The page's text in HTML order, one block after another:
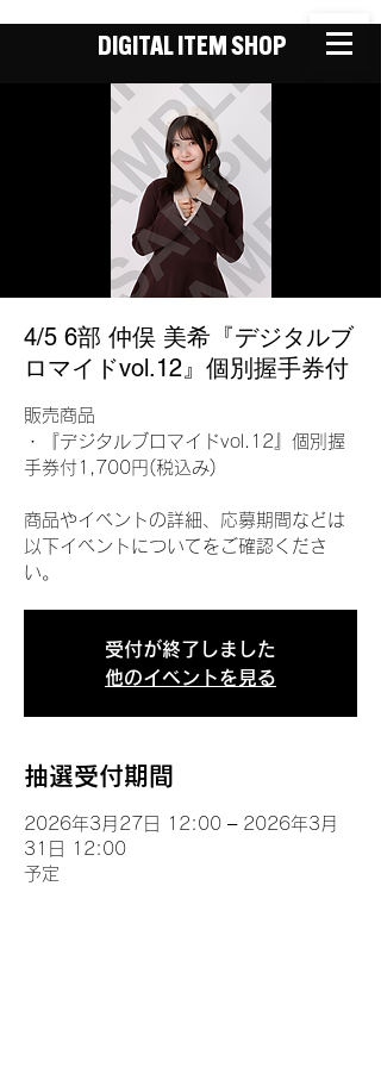
DIGITAL ITEM SHOP
4/5 6部 仲俣 美希『デジタルブ
ロマイドvol.12』個別握手券付
販売商品
・『デジタルブロマイドvol.12』個別握
手券付1,700円(税込み)
商品やイベントの詳細、応募期間などは
以下イベントについてをご確認くださ
い。
受付が終了しました
他のイベントを見る
抽選受付期間
2026年3月27日 12:00 – 2026年3月
31日 12:00
予定